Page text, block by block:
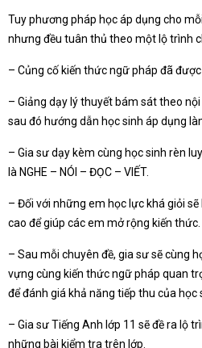
Tuy phương pháp học áp dụng cho
nhưng đều tuân thủ theo một lộ trình
– Củng cố kiến thức ngữ pháp đã
– Giảng dạy lý thuyết bám sát theo
sau đó hướng dẫn học sinh áp dụng
– Gia sư dạy kèm cùng học sinh rèn
là NGHE – NÓI – ĐỌC – VIẾT.
– Đối với những em học lực khá giỏi
cao để giúp các em mở rộng kiến thức.
– Sau mỗi chuyên đề, gia sư sẽ cùng
vựng cùng kiến thức ngữ pháp quan
để đánh giá khả năng tiếp thu của học
– Gia sư Tiếng Anh lớp 11 sẽ đề ra lộ
những bài kiểm tra trên lớp.